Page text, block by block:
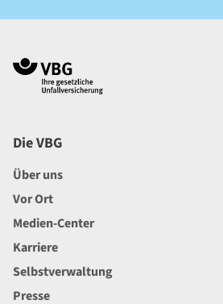
Die VBG
Über uns
Vor Ort
Medien-Center
Karriere
Selbstverwaltung
Presse